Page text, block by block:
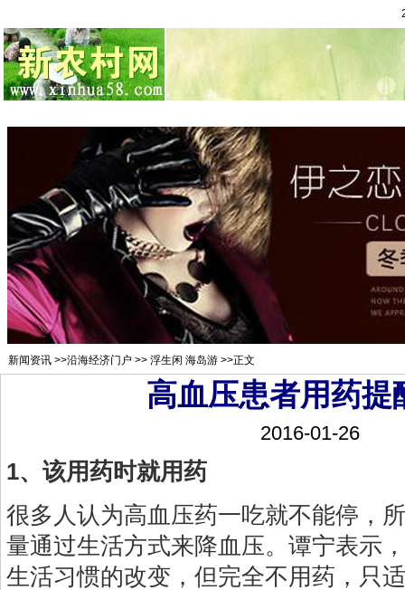
新闻资讯 >>沿海经济门户 >> 浮生闲 海岛游 >>正文
高血压患者用药提
2016-01-26
1、该用药时就用药
很多人认为高血压药一吃就不能停，
量通过生活方式来降血压。谭宁表示
生活习惯的改变，但完全不用药，只